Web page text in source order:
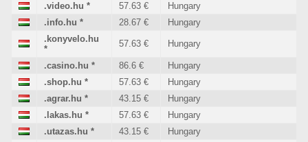
.video.hu * 57.63 €
Hungary
.info.hu * 28.67 €
Hungary
.konyvelo.hu
*
57.63 € Hungary
.casino.hu * 86.6 €
Hungary
.shop.hu * 57.63 €
Hungary
.agrar.hu * 43.15 €
Hungary
.lakas.hu * 57.63 €
Hungary
.utazas.hu * 43.15 €
Hungary